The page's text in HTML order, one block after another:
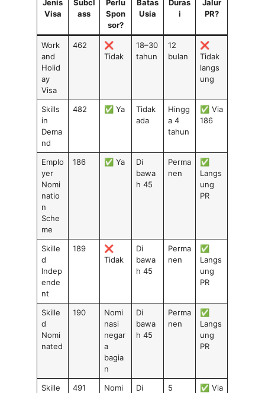
Jenis
Visa
Subcl
ass
Perlu
Spon
sor?
Batas
Usia
Duras
i
Jalur
PR?
Work
and
Holid
ay
Visa
462
❌
Tidak
18–30
tahun
12
bulan
❌
Tidak
langs
ung
Skills
in
Dema
nd
482 ✅ Ya
Tidak
ada
Hingg
a 4
tahun
✅ Via
186
Emplo
yer
Nomi
natio
n
Sche
me
186 ✅ Ya
Di
bawa
h 45
Perma
nen
✅
Langs
ung
PR
Skille
d
Indep
ende
nt
189
❌
Tidak
Di
bawa
h 45
Perma
nen
✅
Langs
ung
PR
Skille
d
Nomi
nated
190
Nomi
nasi
negar
a
bagia
n
Di
bawa
h 45
Perma
nen
✅
Langs
ung
PR
Skille
491
Nomi
Di
5
✅ Via